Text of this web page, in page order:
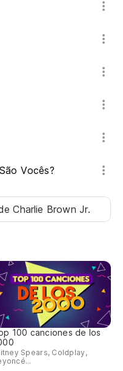
Vocês?
Charlie Brown Jr.
100 canciones de los
Spears, Coldplay,